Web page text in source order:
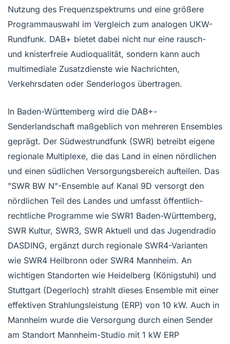
Nutzung des Frequenzspektrums und eine größere
Programmauswahl im Vergleich zum analogen UKW-
Rundfunk. DAB+ bietet dabei nicht nur eine rausch-
und knisterfreie Audioqualität, sondern kann auch
multimediale Zusatzdienste wie Nachrichten,
Verkehrsdaten oder Senderlogos übertragen.
In Baden-Württemberg wird die DAB+-
Senderlandschaft maßgeblich von mehreren Ensembles
geprägt. Der Südwestrundfunk (SWR) betreibt eigene
regionale Multiplexe, die das Land in einen nördlichen
und einen südlichen Versorgungsbereich aufteilen. Das
"SWR BW N"-Ensemble auf Kanal 9D versorgt den
nördlichen Teil des Landes und umfasst öffentlich-
rechtliche Programme wie SWR1 Baden-Württemberg,
SWR Kultur, SWR3, SWR Aktuell und das Jugendradio
DASDING, ergänzt durch regionale SWR4-Varianten
wie SWR4 Heilbronn oder SWR4 Mannheim. An
wichtigen Standorten wie Heidelberg (Königstuhl) und
Stuttgart (Degerloch) strahlt dieses Ensemble mit einer
effektiven Strahlungsleistung (ERP) von 10 kW. Auch in
Mannheim wurde die Versorgung durch einen Sender
am Standort Mannheim-Studio mit 1 kW ERP